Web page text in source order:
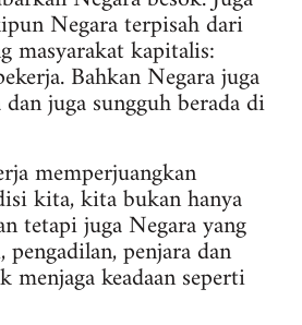
Negara terpisah dari
masyarakat kapitalis:
Bahkan Negara juga
juga sungguh berada di
memperjuangkan
kita, kita bukan hanya
tetapi juga Negara yang
penjara dan
keadaan seperti